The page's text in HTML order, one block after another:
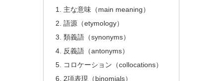
主な意味（main meaning）
語源（etymology）
類義語（synonyms）
反義語（antonyms）
コロケーション（collocations）
2項表現（binomials）